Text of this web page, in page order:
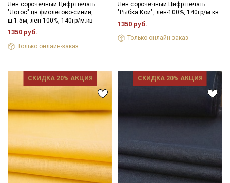
Лен сорочечный Цифр.печать
"Лотос" цв.фиолетово-синий,
ш.1.5м, лен-100%, 140гр/м.кв
1350 руб.
Только онлайн-заказ
Лен сорочечный Цифр.печать
"Рыбка Кои", лен-100%, 140гр/м.кв
1350 руб.
Только онлайн-заказ
СКИДКА 20% АКЦИЯ СКИДКА 20% АКЦИЯ